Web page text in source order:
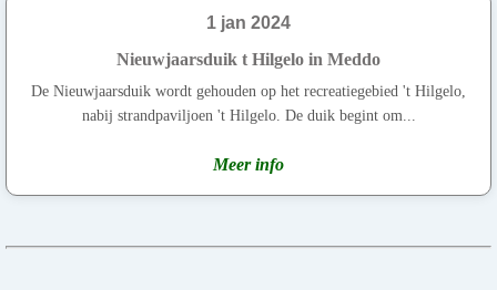
1 jan 2024
Nieuwjaarsduik t Hilgelo in Meddo
De Nieuwjaarsduik wordt gehouden op het recreatiegebied 't Hilgelo,
nabij strandpaviljoen 't Hilgelo. De duik begint om...
Meer info